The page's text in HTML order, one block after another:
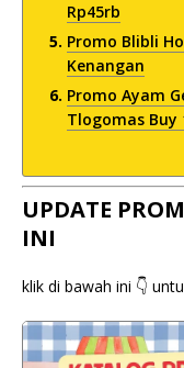
Rp45rb
Promo Blibli
Kenangan
Promo Ayam
Tlogomas Buy
UPDATE
INI
klik di bawah ini 👇